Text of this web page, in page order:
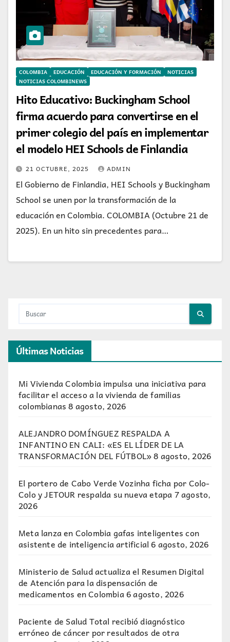
COLOMBIA EDUCACIÓN EDUCACIÓN Y FORMACIÓN
NOTICIAS
NOTICIAS COLOMBINEWS
Hito Educativo: Buckingham School
firma acuerdo para convertirse en el
primer colegio del país en implementar
el modelo HEI Schools de Finlandia
21 OCTUBRE, 2025 ADMIN
El Gobierno de Finlandia, HEI Schools y Buckingham
School se unen por la transformación de la
educación en Colombia. COLOMBIA (Octubre 21 de
2025). En un hito sin precedentes para…
Últimas Noticias
Mi Vivienda Colombia impulsa una iniciativa para
facilitar el acceso a la vivienda de familias
colombianas 8 agosto, 2026
ALEJANDRO DOMÍNGUEZ RESPALDA A
INFANTINO EN CALI: «ES EL LÍDER DE LA
TRANSFORMACIÓN DEL FÚTBOL»8 agosto, 2026
El portero de Cabo Verde Vozinha ficha por Colo-
Colo y JETOUR respalda su nueva etapa7 agosto,
2026
Meta lanza en Colombia gafas inteligentes con
asistente de inteligencia artificial 6 agosto, 2026
Ministerio de Salud actualiza el Resumen Digital
de Atención para la dispensación de
medicamentos en Colombia6 agosto, 2026
Paciente de Salud Total recibió diagnóstico
erróneo de cáncer por resultados de otra